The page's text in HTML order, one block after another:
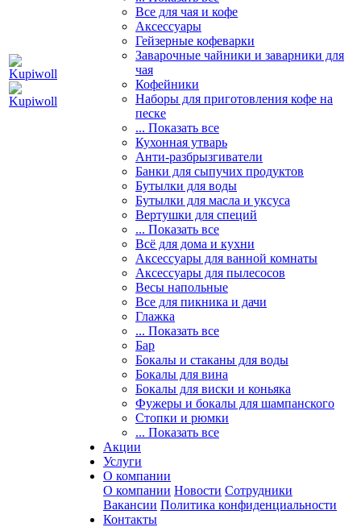
Все для чая и кофе
Аксессуары
Гейзерные кофеварки
Заварочные чайники и заварники для
чая
Кофейники
Наборы для приготовления кофе на
песке
... Показать все
Кухонная утварь
Анти-разбрызгиватели
Банки для сыпучих продуктов
Бутылки для воды
Бутылки для масла и уксуса
Вертушки для специй
... Показать все
Всё для дома и кухни
Аксессуары для ванной комнаты
Аксессуары для пылесосов
Весы напольные
Все для пикника и дачи
Глажка
... Показать все
Бар
Бокалы и стаканы для воды
Бокалы для вина
Бокалы для виски и коньяка
Фужеры и бокалы для шампанского
Стопки и рюмки
... Показать все
Акции
Услуги
О компании
О компании Новости Сотрудники
Вакансии Политика конфиденциальности
Контакты